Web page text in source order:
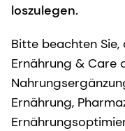
loszulegen.
Bitte beachten
Ernährung & Care
Ernährung,